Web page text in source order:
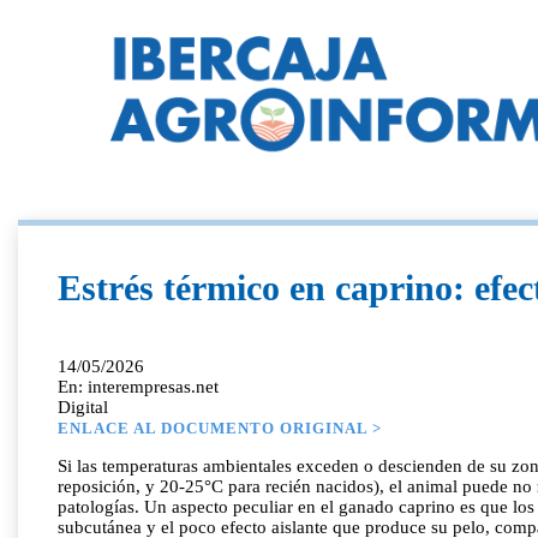
Estrés térmico en caprino:
14/05/2026
En: interempresas.net
Digital
ENLACE AL DOCUMENTO ORIGINAL >
Si las temperaturas ambientales exceden o descienden de su zona de confort o termoneutral (como referencia se podría citar: 12-25°C para cabras adultas, 15-25°C para cabritos lechales y cabritas de reposición, y 20-25°C para recién nacidos), el animal puede no resistir ese estrés produciéndose disturbios orgánicos que originan anormalidades biológicas y mayor susceptibilidad a ciertas patologías. Un aspecto peculiar en el ganado caprino es que los individuos de menor edad, cabritos en lactancia artificial y cabritas de reposición, son muy sensibles al frío por su escasa grasa subcutánea y el poco efecto aislante que produce su pelo, comparado por ejemplo con la lana en el ganado ovino. Por su parte, las cabras adultas de alta producción, también sensibles al frío, comparativamente con los anteriores son especialmente vulnerables al calor debido a que generan una carga de calor metabólico muy elevada. Ambos estados, estrés por frío o por calor, comprometen la rentabilidad económica de la ganadería afectando al bienestar animal, como se detalla a continuación. Efectos negativos del estrés por calor Ocurre cuando la alta temperatura y humedad ambiental impiden que el animal disipe calor eficientemente. En estas situaciones, la cabra depende casi exclusivamente de la evaporación a través de sus glándulas sudoríparas para enfriarse. En condiciones de calor extremo, a este método se le suma el calor perdido mediante la respiración dado que su frecuencia respiratoria se incrementa hasta llegar al jadeo. Otra adaptación es la caída notable de la ingesta de alimento (entre un 20% y 30%, según bibliografía) lo que provoca una reducción en el rendimiento lácteo de entre el 3% al 10% o incluso mayor en casos severos. También está descrito como el estrés calórico altera la composición láctea, reduciendo los niveles de grasa, proteína y lactosa, lo que afecta negativamente a los procesos de la fabricación de quesos. Además, también se disminuye la fertilidad y el peso al nacimiento, en este último caso si el periodo de estrés afecta al periparto, lo que afecta sobremanera a la viabilidad de los cabritos neonatos. Por último, un aumento de las temperaturas con una ventilación deficiente incrementaría la concentración de gases nocivos en el entorno de los animales disparando la incidencia de las patologías respiratorias. Efectos negativos del estrés por frío Si las temperaturas ambientales bajan del límite crítico inferior del animal, se ve obligado a 'quemar' energía extra para generar calor corporal. Ello conlleva un aumento en el consumo de alimento que no se traduce en productividad, ya que la energía se desvía al mantenimiento térmico. Concretamente, en este estado, se ha descrito hasta una reducción del 13% de la producción láctea. En los animales de menor edad, el frío conlleva una limitación de movimiento y un peor crecimiento. Además, este estrés debilita su sistema inmunitario, aumentando la susceptibilidad a enfermedades como la neumonía o las diarreas. Estudio de las condiciones ambientales y su repercusión en la producción de leche del ganado caprino Este trabajo se ha